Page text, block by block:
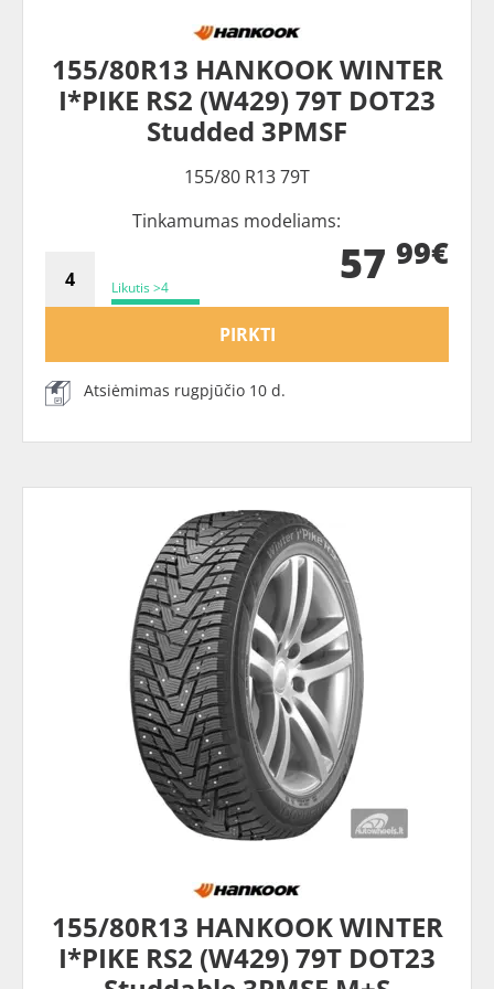
155/80R13 HANKOOK WINTER
I*PIKE RS2 (W429) 79T DOT23
Studded 3PMSF
155/80 R13 79T
Tinkamumas modeliams:
Likutis >4 57 99€
PIRKTI
Atsiėmimas rugpjūčio 10 d.
155/80R13 HANKOOK WINTER
I*PIKE RS2 (W429) 79T DOT23